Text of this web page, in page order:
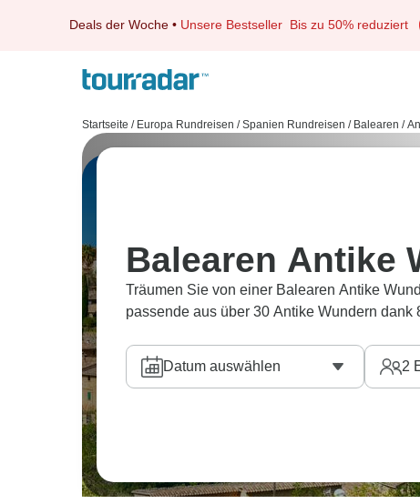
Deals der Woche • Unsere Bestseller Bis zu 50% reduziert
Startseite / Europa Rundreisen / Spanien Rundreisen / Balearen /
Balearen Antike
Träumen Sie von einer Balearen Antike
passende aus über 30 Antike Wundern dank
Datum auswählen 2